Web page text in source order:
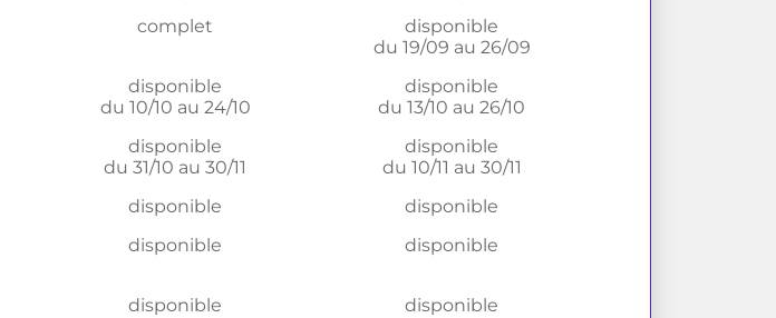
complet
disponible
du 19/09 au 26/09
disponible
du 10/10 au 24/10
disponible
du 13/10 au 26/10
disponible
du 31/10 au 30/11
disponible
du 10/11 au 30/11
disponible
disponible
disponible disponible
disponible disponible